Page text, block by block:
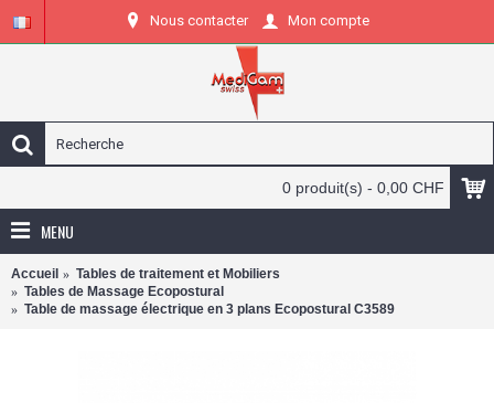
Nous contacter Mon compte
0 produit(s) - 0,00 CHF
MENU
Accueil
Tables de traitement et Mobiliers
Tables de Massage Ecopostural
Table de massage électrique en 3 plans Ecopostural C3589